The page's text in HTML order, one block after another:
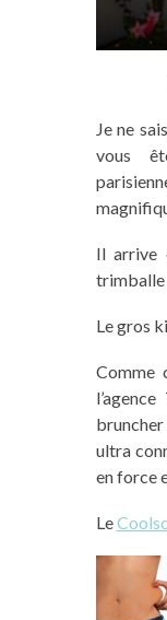
Je ne
vous
Il arrive
trimballe
Le gros
Comme
bruncher
ultra
en force
Le